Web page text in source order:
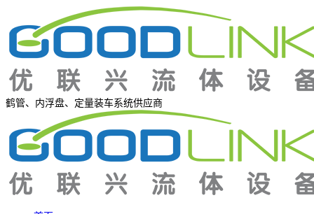
鹤管、内浮盘、定量装车系统供应商